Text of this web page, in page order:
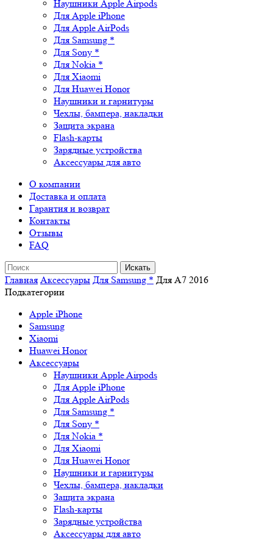
Наушники Apple Airpods
Для Apple iPhone
Для Apple AirPods
Для Samsung *
Для Sony *
Для Nokia *
Для Xiaomi
Для Huawei Honor
Наушники и гарнитуры
Чехлы, бампера, накладки
Защита экрана
Flash-карты
Зарядные устройства
Аксессуары для авто
О компании
Доставка и оплата
Гарантия и возврат
Контакты
Отзывы
FAQ
Главная Аксессуары Для Samsung * Для A7 2016
Подкатегории
Apple iPhone
Samsung
Xiaomi
Huawei Honor
Аксессуары
Наушники Apple Airpods
Для Apple iPhone
Для Apple AirPods
Для Samsung *
Для Sony *
Для Nokia *
Для Xiaomi
Для Huawei Honor
Наушники и гарнитуры
Чехлы, бампера, накладки
Защита экрана
Flash-карты
Зарядные устройства
Аксессуары для авто